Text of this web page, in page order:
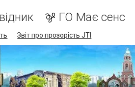
ГО Має сенс
Звіт про прозорість JTI